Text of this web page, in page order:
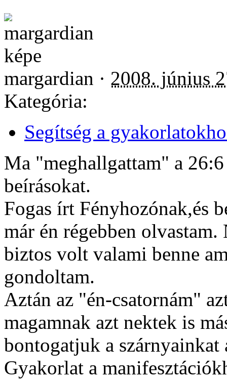
margardian · 2008. június
Kategória:
Segítség a
Ma "meghallgattam" a 26:6
beírásokat.
Fogas írt Fényhozónak,és
már én régebben
biztos volt valami benne
gondoltam.
Aztán az "én-csatornám"
magamnak azt nektek is
bontogatjuk a szárnyainkat
Gyakorlat a